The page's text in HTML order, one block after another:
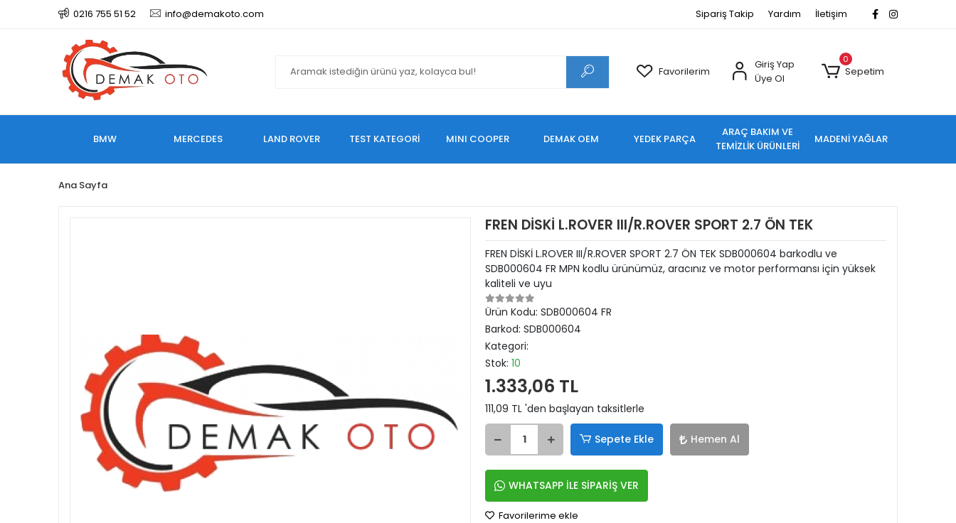
0216 755 51 52 info@demakoto.com Sipariş Takip Yardım İletişim
Favorilerim
Giriş Yap
Üye Ol
0
Sepetim
BMW MERCEDES LAND ROVER TEST KATEGORİ MINI COOPER DEMAK OEM YEDEK PARÇA
ARAÇ BAKIM VE
TEMİZLİK ÜRÜNLERİ
MADENİ YAĞLAR
Ana Sayfa
FREN DİSKİ L.ROVER III/R.ROVER SPORT 2.7 ÖN TEK
FREN DİSKİ L.ROVER III/R.ROVER SPORT 2.7 ÖN TEK SDB000604 barkodlu ve
SDB000604 FR MPN kodlu ürünümüz, aracınız ve motor performansı için yüksek
kaliteli ve uyu
Ürün Kodu: SDB000604 FR
Barkod: SDB000604
Kategori:
Stok: 10
1.333,06 TL
111,09 TL 'den başlayan taksitlerle
Sepete Ekle Hemen Al
WHATSAPP İLE SİPARİŞ VER
Favorilerime ekle